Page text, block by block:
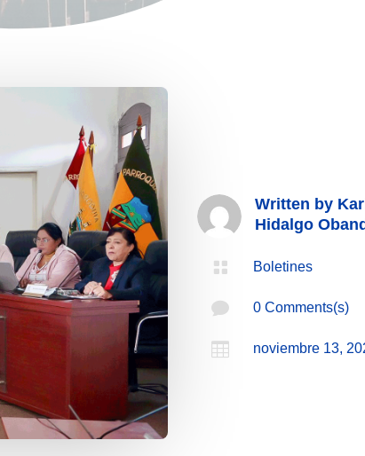
Written by
Hidalgo
 Boletines
 0 Comments(s)
 noviembre 13,